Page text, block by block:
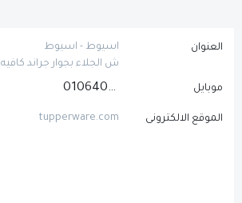
العنوان
اسيوط - اسيوط
ش الجلاء بجوار جراند كافيه
موبايل 01064050778
الموقع الالكترونى tupperware.com